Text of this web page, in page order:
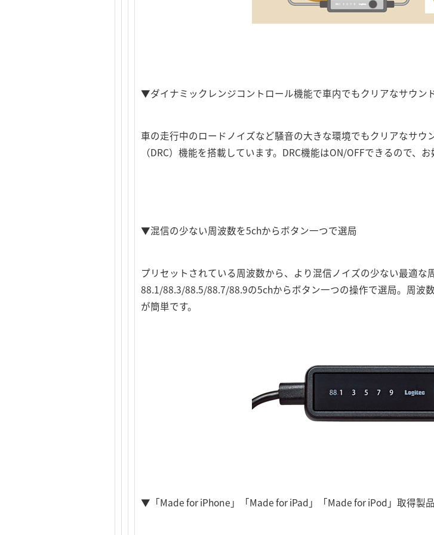
▼ダイナミックレンジコントロール機能で車内でもクリアなサウン
車の走行中のロードノイズなど騒音の大きな環境でもクリアなサ
（DRC）機能を搭載しています。DRC機能はON/OFFできるので、
▼混信の少ない周波数を5chからボタン一つで選局
プリセットされている周波数から、より混信ノイズの少ない最適な
88.1/88.3/88.5/88.7/88.9の5chからボタン一つの操作で選局。周波
が簡単です。
▼「Made for iPhone」「Made for iPad」「Made for iPod」取得製品